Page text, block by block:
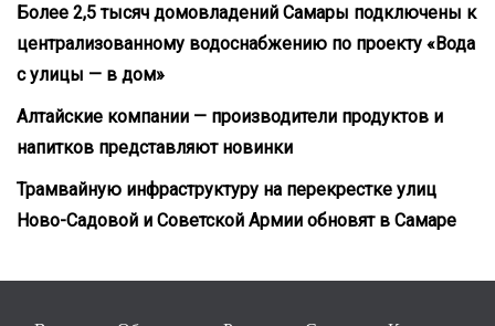
Более 2,5 тысяч домовладений Самары подключены к
централизованному водоснабжению по проекту «Вода
с улицы — в дом»
Алтайские компании — производители продуктов и
напитков представляют новинки
Трамвайную инфраструктуру на перекрестке улиц
Ново-Садовой и Советской Армии обновят в Самаре